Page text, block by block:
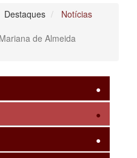
Destaques
Notícias
de Almeida